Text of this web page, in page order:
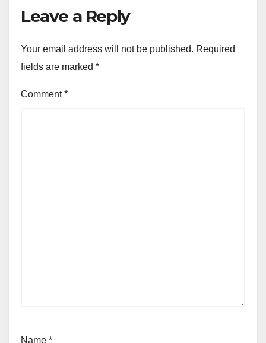
Leave a Reply
Your email address will not be published. Required
fields are marked *
Comment*
Name *